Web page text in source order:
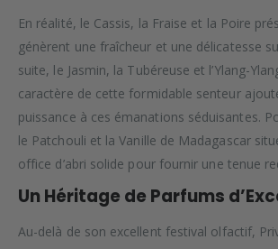
En réalité, le Cassis, la Fraise et la Poire
génèrent une fraîcheur et une délicatesse
suite, le Jasmin, la Tubéreuse et l’Ylang-
caractère de cette formidable senteur
puissance à ces émanations séduisantes.
le Patchouli et la Vanille de Madagascar
office d’abri solide pour fournir une tenue
Un Héritage de Parfums
Au-delà de son excellent festival olfactif,